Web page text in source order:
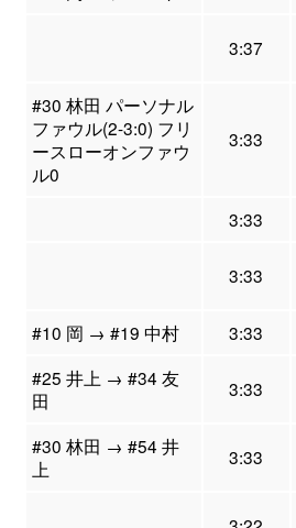
3:37
#30 林田 パーソナル
ファウル(2-3:0) フリ
ースローオンファウ
ル0
3:33
3:33
3:33
#10 岡 → #19 中村
3:33
#25 井上 → #34 友
田
3:33
#30 林田 → #54 井
上
3:33